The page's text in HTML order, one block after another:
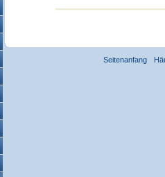
Seitenanfang